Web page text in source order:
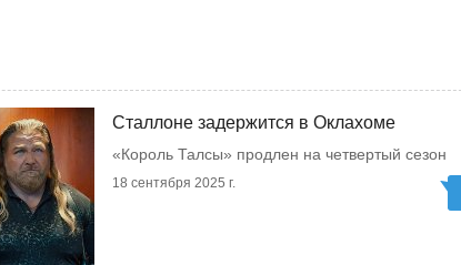
Сталлоне задержится в Оклахоме
«Король Талсы» продлен на четвертый сезон
18 сентября 2025 г.